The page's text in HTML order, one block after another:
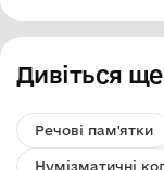
Дивіться
Речові пам'ятки
Нумізматичні